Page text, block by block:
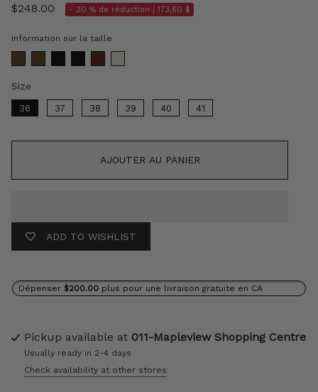
$248.00 - 30 % de réduction | 173,60 $
Information sur la taille
Size
36 37 38 39 40 41
AJOUTER AU PANIER
ADD TO WISHLIST
Dépenser $200.00 plus pour une livraison gratuite en CA
Pickup available at 011-Mapleview Shopping Centre
Usually ready in 2-4 days
Check availability at other stores